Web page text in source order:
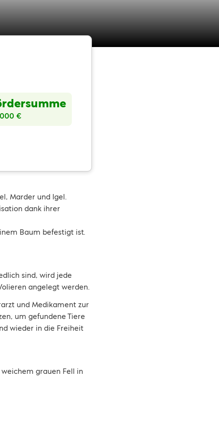
€
Marder und Igel.
dank ihrer
sind, wird jede
angelegt werden.
und Medikament zur
um gefundene Tiere
wieder in die Freiheit